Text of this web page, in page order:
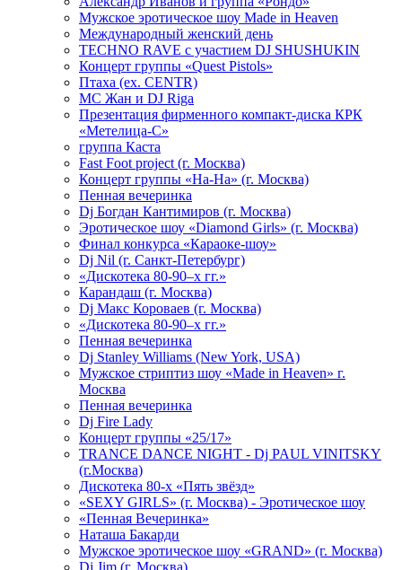
Мужское эротическое шоу Made in Heaven
Международный женский день
TECHNO RAVE с участием DJ SHUSHUKIN
Концерт группы «Quest Pistols»
Птаха (ex. CENTR)
МС Жан и DJ Riga
Презентация фирменного компакт-диска КРК
«Метелица-С»
группа Каста
Fast Foot project (г. Москва)
Концерт группы «На-На» (г. Москва)
Пенная вечеринка
Dj Богдан Кантимиров (г. Москва)
Эротическое шоу «Diamond Girls» (г. Москва)
Финал конкурса «Караоке-шоу»
Dj Nil (г. Санкт-Петербург)
«Дискотека 80-90–х гг.»
Карандаш (г. Москва)
Dj Макс Короваев (г. Москва)
«Дискотека 80-90–х гг.»
Пенная вечеринка
Dj Stanley Williams (New York, USA)
Мужское стриптиз шоу «Made in Heaven» г.
Москва
Пенная вечеринка
Dj Fire Lady
Концерт группы «25/17»
TRANCE DANCE NIGHT - Dj PAUL VINITSKY
(г.Москва)
Дискотека 80-х «Пять звёзд»
«SEXY GIRLS» (г. Москва) - Эротическое шоу
«Пенная Вечеринка»
Hаташа Бакарди
Мужское эротическое шоу «GRAND» (г. Москва)
Dj Jim (г. Москва)